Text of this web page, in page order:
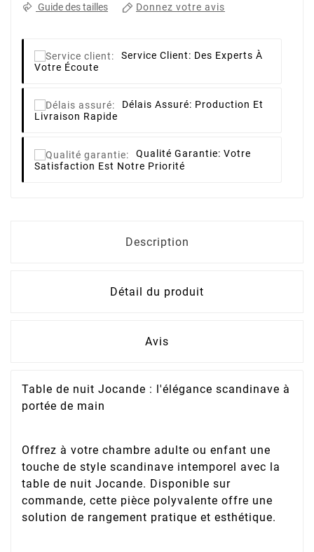
Guide des tailles Donnez votre avis
Service Client: Des Experts À
Votre Écoute
Délais Assuré: Production Et
Livraison Rapide
Qualité Garantie: Votre
Satisfaction Est Notre Priorité
Description
Détail du produit
Avis
Table de nuit Jocande : l'élégance scandinave à
portée de main
Offrez à votre chambre adulte ou enfant une
touche de style scandinave intemporel avec la
table de nuit Jocande. Disponible sur
commande, cette pièce polyvalente offre une
solution de rangement pratique et esthétique.